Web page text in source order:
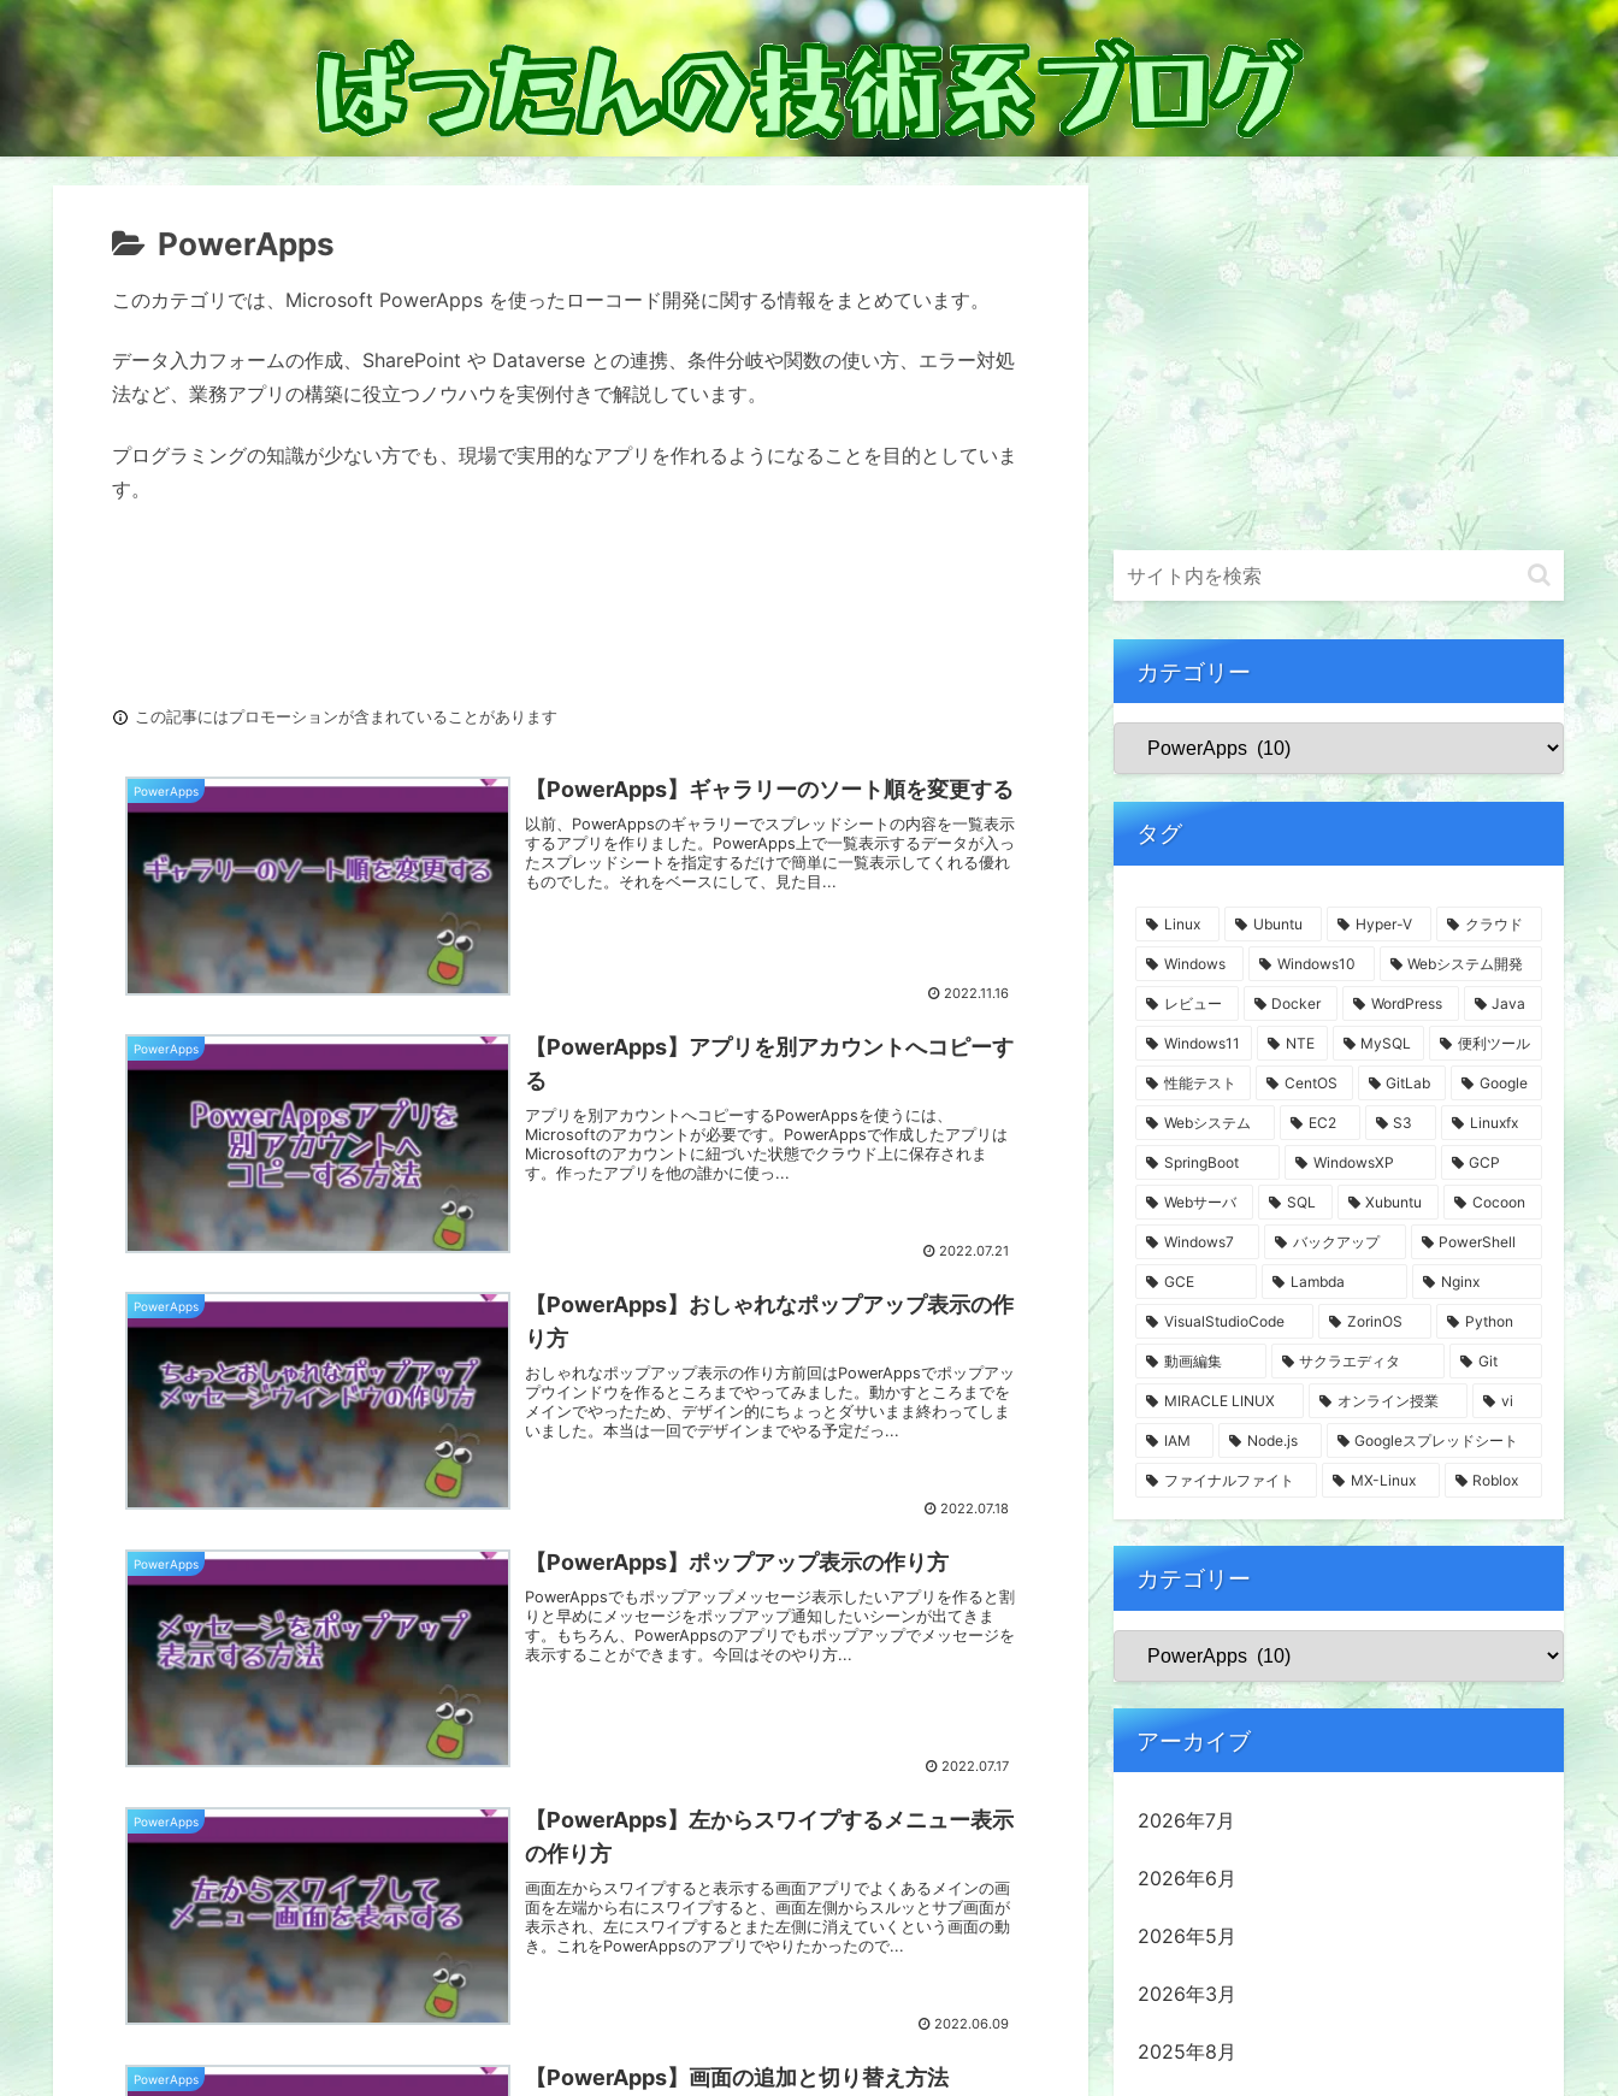
PowerApps
このカテゴリでは、Microsoft PowerApps を使ったローコード開発に関する情報をまとめています。
データ入力フォームの作成、SharePoint や Dataverse との連携、条件分岐や関数の使い方、エラー対処
法など、業務アプリの構築に役立つノウハウを実例付きで解説しています。
プログラミングの知識が少ない方でも、現場で実用的なアプリを作れるようになることを目的としていま
す。
この記事にはプロモーションが含まれていることがあります
PowerApps 【PowerApps】ギャラリーのソート順を変更する
以前、PowerAppsのギャラリーでスプレッドシートの内容を一覧表示
するアプリを作りました。PowerApps上で一覧表示するデータが入っ
たスプレッドシートを指定するだけで簡単に一覧表示してくれる優れ
ものでした。それをベースにして、見た目...
2022.11.16
PowerApps
【PowerApps】アプリを別アカウントへコピーす
る
アプリを別アカウントへコピーするPowerAppsを使うには、
Microsoftのアカウントが必要です。PowerAppsで作成したアプリは
Microsoftのアカウントに紐づいた状態でクラウド上に保存されま
す。作ったアプリを他の誰かに使っ...
2022.07.21
PowerApps
【PowerApps】おしゃれなポップアップ表示の作
り方
おしゃれなポップアップ表示の作り方前回はPowerAppsでポップアッ
プウインドウを作るところまでやってみました。動かすところまでを
メインでやったため、デザイン的にちょっとダサいまま終わってしま
いました。本当は一回でデザインまでやる予定だっ...
2022.07.18
PowerApps 【PowerApps】ポップアップ表示の作り方
PowerAppsでもポップアップメッセージ表示したいアプリを作ると割
りと早めにメッセージをポップアップ通知したいシーンが出てきま
す。もちろん、PowerAppsのアプリでもポップアップでメッセージを
表示することができます。今回はそのやり方...
2022.07.17
PowerApps
【PowerApps】左からスワイプするメニュー表示
の作り方
画面左からスワイプすると表示する画面アプリでよくあるメインの画
面を左端から右にスワイプすると、画面左側からスルッとサブ画面が
表示され、左にスワイプするとまた左側に消えていくという画面の動
き。これをPowerAppsのアプリでやりたかったので...
2022.06.09
PowerApps 【PowerApps】画面の追加と切り替え方法
カテゴリー
タグ
Linux Ubuntu Hyper-V クラウド
Windows Windows10 Webシステム開発
レビュー Docker WordPress Java
Windows11 NTE MySQL 便利ツール
性能テスト CentOS GitLab Google
Webシステム EC2 S3 Linuxfx
SpringBoot WindowsXP GCP
Webサーバ SQL Xubuntu Cocoon
Windows7 バックアップ PowerShell
GCE Lambda Nginx
VisualStudioCode ZorinOS Python
動画編集 サクラエディタ Git
MIRACLE LINUX オンライン授業 vi
IAM Node.js Googleスプレッドシート
ファイナルファイト MX-Linux Roblox
カテゴリー
アーカイブ
2026年7月
2026年6月
2026年5月
2026年3月
2025年8月